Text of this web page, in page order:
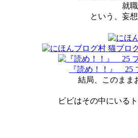
就
という、妄
『読め！！』 25
結局、このまま
ビビはその中にいる